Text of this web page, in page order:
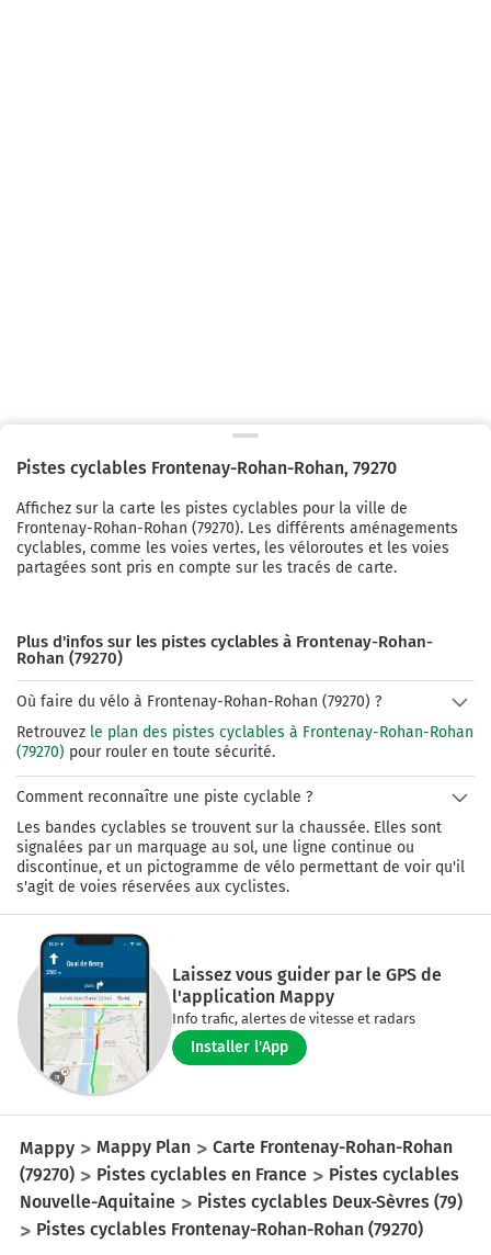
Pistes cyclables Frontenay-Rohan-Rohan, 79270
Affichez sur la carte les pistes cyclables pour la ville de
Frontenay-Rohan-Rohan (79270). Les différents aménagements
cyclables, comme les voies vertes, les véloroutes et les voies
partagées sont pris en compte sur les tracés de carte.
Plus d'infos sur les pistes cyclables à Frontenay-Rohan-
Rohan (79270)
Où faire du vélo à Frontenay-Rohan-Rohan (79270) ?
Retrouvez le plan des pistes cyclables à Frontenay-Rohan-Rohan
(79270) pour rouler en toute sécurité.
Comment reconnaître une piste cyclable ?
Les bandes cyclables se trouvent sur la chaussée. Elles sont
signalées par un marquage au sol, une ligne continue ou
discontinue, et un pictogramme de vélo permettant de voir qu'il
s'agit de voies réservées aux cyclistes.
Laissez vous guider par le GPS de
l'application Mappy
Info trafic, alertes de vitesse et radars
Installer l'App
Mappy Mappy Plan
Carte Frontenay-Rohan-Rohan
(79270)
Pistes cyclables en France
Pistes cyclables
Nouvelle-Aquitaine
Pistes cyclables Deux-Sèvres (79)
Pistes cyclables Frontenay-Rohan-Rohan (79270)